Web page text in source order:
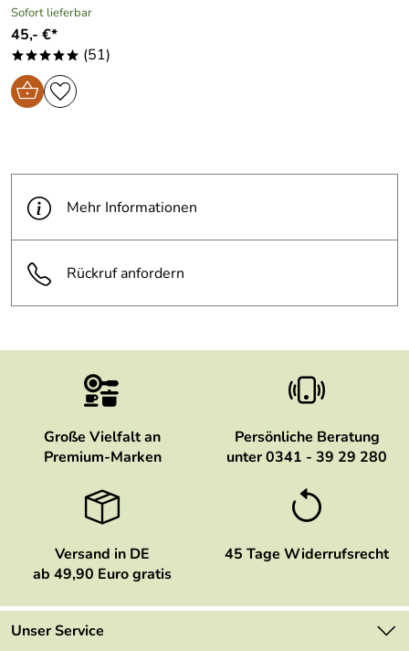
Sofort lieferbar
45,- €*
***** (51)
Mehr Informationen
Rückruf anfordern
Große Vielfalt an
Premium-Marken
Persönliche Beratung
unter 0341 - 39 29 280
Versand in DE
ab 49,90 Euro gratis
45 Tage Widerrufsrecht
Unser Service